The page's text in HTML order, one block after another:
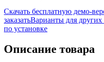
Скачать бесплатную демо-
заказатьВарианты для
по установке
Описание товара